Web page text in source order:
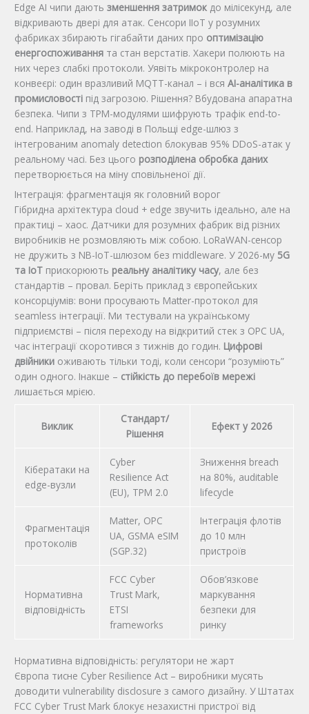
Edge AI чипи даютьзменшення затримок до мілісекунд, але
відкривають двері для атак. Сенсори IIoT у розумних
фабриках збирають гігабайти даних про оптимізацію
енергоспоживання та стан верстатів. Хакери полюють на
них через слабкі протоколи. Уявіть мікроконтролер на
конвеєрі: один вразливий MQTT-канал – і всяAI-аналітика в
промисловості під загрозою. Рішення? Вбудована апаратна
безпека. Чипи з TPM-модулями шифрують трафік end-to-
end. Наприклад, на заводі в Польщі edge-шлюз з
інтегрованим anomaly detection блокував 95% DDoS-атак у
реальному часі. Без цього розподілена обробка даних
перетворюється на міну сповільненої дії.
Інтеграція: фрагментація як головний ворог
Гібридна архітектура cloud + edge звучить ідеально, але на
практиці – хаос. Датчики для розумних фабрик від різних
виробників не розмовляють між собою. LoRaWAN-сенсор
не дружить з NB-IoT-шлюзом без middleware. У 2026-му 5G
та IoT прискорюють реальну аналітику часу, але без
стандартів – провал. Беріть приклад з європейських
консорціумів: вони просувають Matter-протокол для
seamless інтеграції. Ми тестували на українському
підприємстві – після переходу на відкритий стек з OPC UA,
час інтеграції скоротився з тижнів до годин. Цифрові
двійники оживають тільки тоді, коли сенсори “розуміють”
один одного. Інакше – стійкість до перебоїв мережі
лишається мрією.
Виклик
Стандарт/
Рішення
Ефект у 2026
Кібератаки на
edge-вузли
Cyber
Resilience Act
(EU), TPM 2.0
Зниження breach
на 80%, auditable
lifecycle
Фрагментація
протоколів
Matter, OPC
UA, GSMA eSIM
(SGP.32)
Інтеграція флотів
до 10 млн
пристроїв
Нормативна
відповідність
FCC Cyber
Trust Mark,
ETSI
frameworks
Обов’язкове
маркування
безпеки для
ринку
Нормативна відповідність: регулятори не жарт
Європа тисне Cyber Resilience Act – виробники мусять
доводити vulnerability disclosure з самого дизайну. У Штатах
FCC Cyber Trust Mark блокує незахистні пристрої від